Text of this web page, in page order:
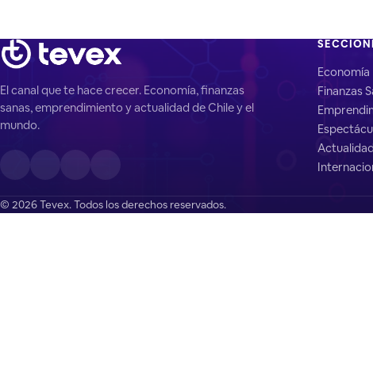
El canal que te hace crecer. Economía, finanzas
sanas, emprendimiento y actualidad de Chile y el
mundo.
Economía
Finanzas
Actualidad
© 2026 Tevex. Todos los derechos reservados.